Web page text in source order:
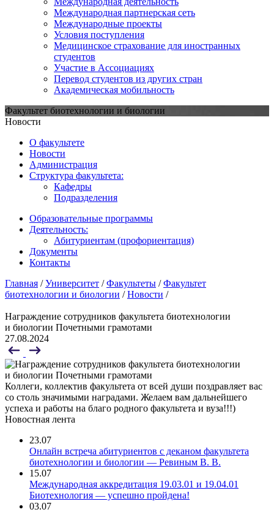
Международная партнерская сеть
Международные проекты
Условия поступления
Медицинское страхование для иностранных
студентов
Участие в Ассоциациях
Перевод студентов из других стран
Академическая мобильность
Факультет биотехнологии и биологии
Новости
О факультете
Новости
Администрация
Структура факультета:
Кафедры
Подразделения
Образовательные программы
Деятельность:
Абитуриентам (профориентация)
Документы
Контакты
Главная /Университет /Факультеты /Факультет
биотехнологии и биологии /Новости /
Награждение сотрудников факультета биотехнологии
и биологии Почетными грамотами
27.08.2024
Коллеги, коллектив факультета от всей души поздравляет вас
со столь значимыми наградами. Желаем вам дальнейшего
успеха и работы на благо родного факультета и вуза!!!)
Новостная лента
23.07
Онлайн встреча абитуриентов с деканом факультета
биотехнологии и биологии — Ревиным В. В.
15.07
Международная аккредитация 19.03.01 и 19.04.01
Биотехнология — успешно пройдена!
03.07